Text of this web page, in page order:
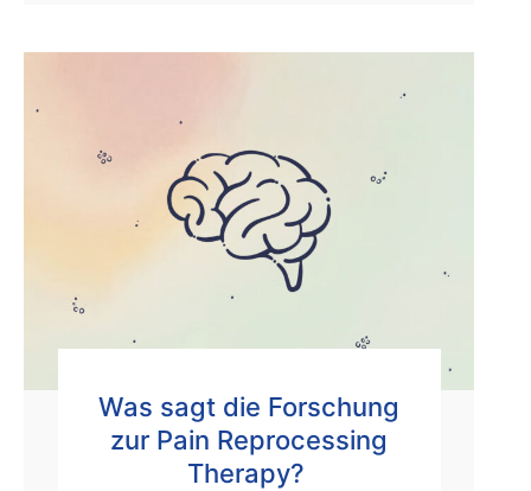
Was sagt die Forschung
zur Pain Reprocessing
Therapy?